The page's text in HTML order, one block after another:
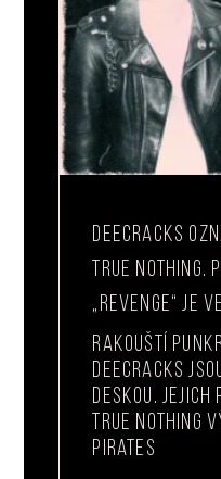
DEECRACKS
TRUE NOTHING.
„REVENGE“ JE
Rakouští
DeeCracks
deskou. Jejich
True Nothing
Pirates